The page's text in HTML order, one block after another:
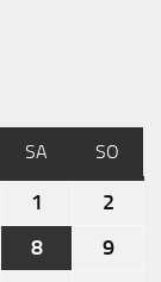
SA SO
1
2
8
9